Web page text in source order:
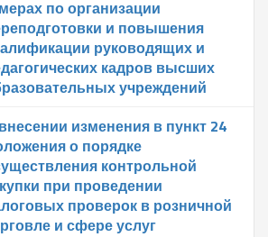
по организации
и повышения
руководящих и
кадров высших
учреждений
изменения в пункт 24
о порядке
контрольной
при проведении
проверок в розничной
и сфере услуг